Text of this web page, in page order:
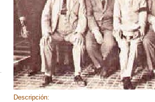
Descripción: